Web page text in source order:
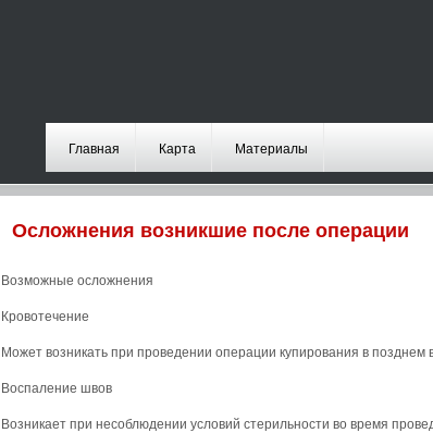
Главная Карта Материалы
Осложнения возникшие после операции
Возможные осложнения
Кровотечение
Может возникать при проведении операции купирования в позднем
Воспаление швов
Возникает при несоблюдении условий стерильности во время